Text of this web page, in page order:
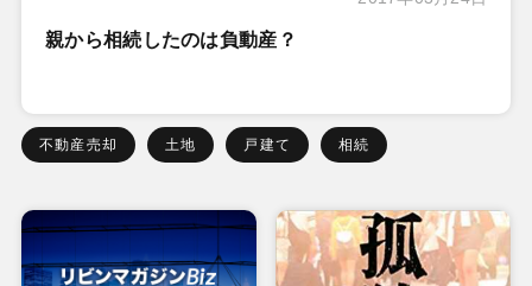
親から相続したのは負動産？
不動産売却 土地 戸建て 相続